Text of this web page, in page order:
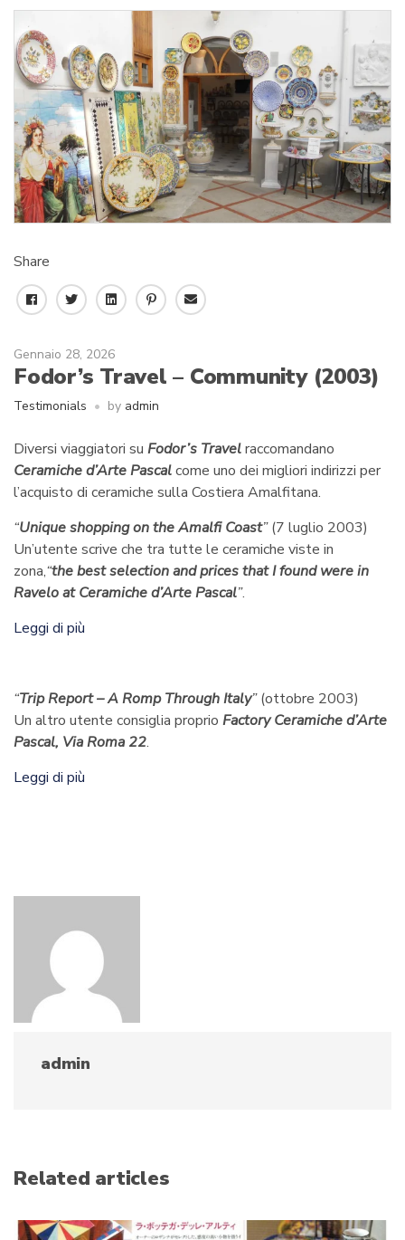
Share
F
b
o
T
i
t
e
L
n
k
e
d
P
e
r
s
E
l
Gennaio 28, 2026
Fodor’s Travel – Community (2003)
Testimonials by admin
Diversi viaggiatori su Fodor’s Travelraccomandano
Ceramiche d’Arte Pascalcome uno dei migliori indirizzi per
l’acquisto di ceramiche sulla Costiera Amalfitana.
“Unique shopping on the Amalfi Coast”(7 luglio 2003)
Un’utente scrive che tra tutte le ceramiche viste in
zona,“the best selection and prices that I found were in
Ravelo at Ceramiche d’Arte Pascal”.
Leggi di più
“Trip Report – A Romp Through Italy”(ottobre 2003)
Un altro utente consiglia proprio Factory Ceramiche d’Arte
Pascal, Via Roma 22.
Leggi di più
admin
Related articles